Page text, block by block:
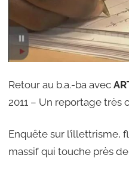
Retour au b.a.-ba avec
2011 – Un reportage très
Enquête sur l’illettrisme,
massif qui touche près